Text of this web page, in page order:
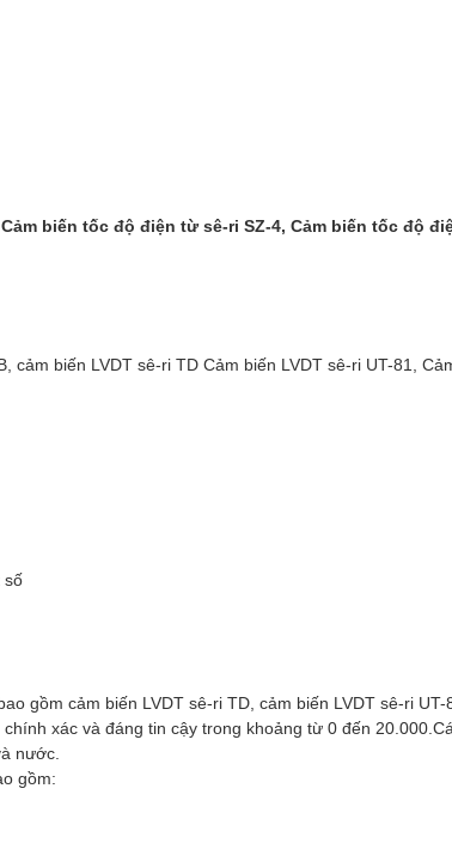
biến tốc độ điện từ sê-ri SZ-4, Cảm biến tốc độ
cảm biến LVDT sê-ri TD Cảm biến LVDT sê-ri UT-81,
số
gồm cảm biến LVDT sê-ri TD, cảm biến LVDT sê-ri
xác và đáng tin cậy trong khoảng từ 0 đến
nước.
gồm: